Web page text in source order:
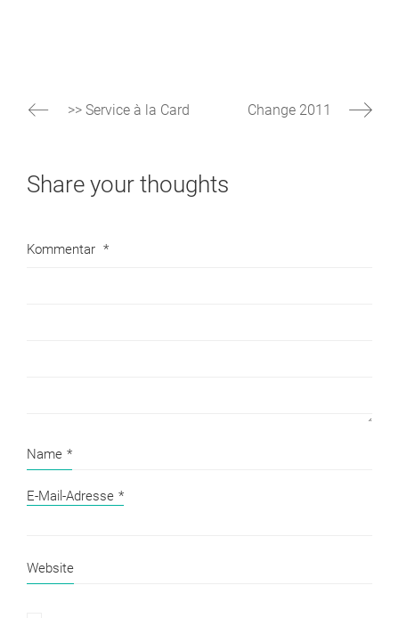
>> Service à la Card Change 2011
Share your thoughts
Kommentar *
Name *
E-Mail-Adresse *
Website